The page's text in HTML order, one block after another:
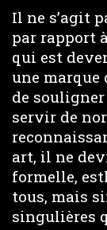
Il ne s’agit
par rapport
qui est
une marque
de
servir de
art, il ne
formelle,
tous, mais
singulières